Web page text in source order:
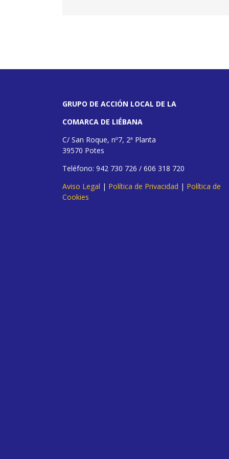
GRUPO DE ACCIÓN LOCAL DE LA
COMARCA DE LIÉBANA
C/ San Roque, nº7, 2ª Planta
39570 Potes
Teléfono: 942 730 726 / 606 318 720
Aviso Legal | Política de Privacidad | Política de
Cookies